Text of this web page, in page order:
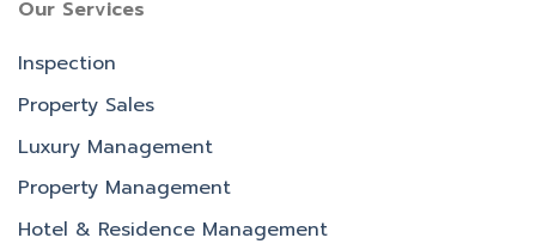
Our Services
Inspection
Property Sales
Luxury Management
Property Management
Hotel & Residence Management